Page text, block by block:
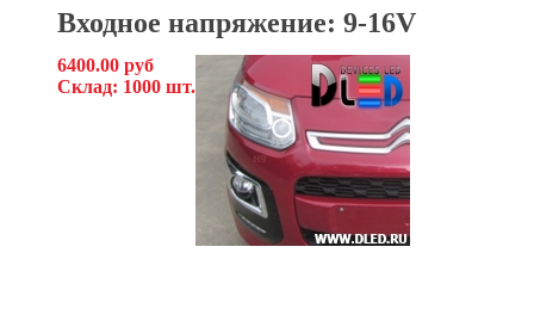
Входное напряжение: 9-16V
6400.00 руб
Склад: 1000 шт.